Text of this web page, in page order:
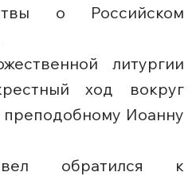
о Российском
литургии
ход вокруг
преподобному Иоанну
обратился к